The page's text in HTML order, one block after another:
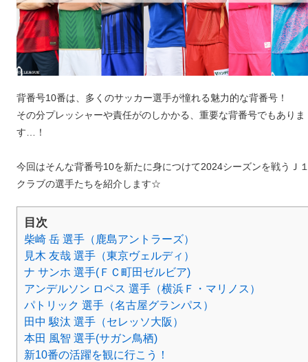
背番号10番は、多くのサッカー選手が憧れる魅力的な背番号！
その分プレッシャーや責任がのしかかる、重要な背番号でもありま
す…！
今回はそんな背番号10を新たに身につけて2024シーズンを戦うＪ
クラブの選手たちを紹介します☆
目次
柴崎 岳 選手（鹿島アントラーズ）
見木 友哉 選手（東京ヴェルディ）
ナ サンホ 選手(ＦＣ町田ゼルビア)
アンデルソン ロペス 選手（横浜Ｆ・マリノス）
パトリック 選手（名古屋グランパス）
田中 駿汰 選手（セレッソ大阪）
本田 風智 選手(サガン鳥栖)
新10番の活躍を観に行こう！